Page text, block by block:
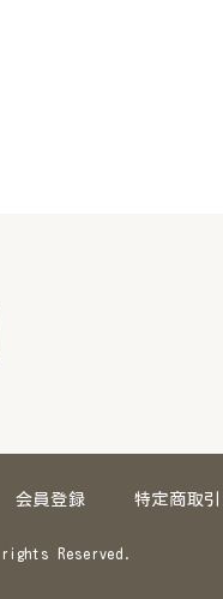
会員登録 特定商取
Reserved.